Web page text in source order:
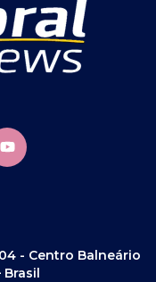
- Centro Balneário
Brasil